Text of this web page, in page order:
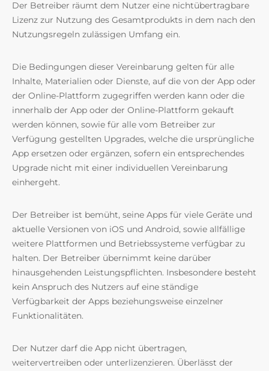
Der Betreiber räumt dem Nutzer eine nichtübertragbare
Lizenz zur Nutzung des Gesamtprodukts in dem nach den
Nutzungsregeln zulässigen Umfang ein.
Die Bedingungen dieser Vereinbarung gelten für alle
Inhalte, Materialien oder Dienste, auf die von der App oder
der Online-Plattform zugegriffen werden kann oder die
innerhalb der App oder der Online-Plattform gekauft
werden können, sowie für alle vom Betreiber zur
Verfügung gestellten Upgrades, welche die ursprüngliche
App ersetzen oder ergänzen, sofern ein entsprechendes
Upgrade nicht mit einer individuellen Vereinbarung
einhergeht.
Der Betreiber ist bemüht, seine Apps für viele Geräte und
aktuelle Versionen von iOS und Android, sowie allfällige
weitere Plattformen und Betriebssysteme verfügbar zu
halten. Der Betreiber übernimmt keine darüber
hinausgehenden Leistungspflichten. Insbesondere besteht
kein Anspruch des Nutzers auf eine ständige
Verfügbarkeit der Apps beziehungsweise einzelner
Funktionalitäten.
Der Nutzer darf die App nicht übertragen,
weitervertreiben oder unterlizenzieren. Überlässt der